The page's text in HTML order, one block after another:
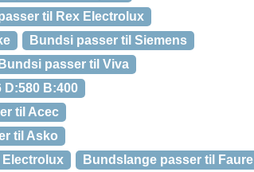
til Rex Electrolux
Bundsi passer til Siemens
Bundsi passer til Viva
D:580 B:400
til Acec
til Asko
Electrolux
Bundslange passer til Faure